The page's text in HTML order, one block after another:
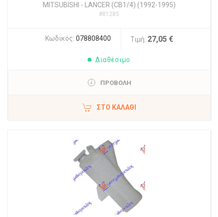
MITSUBISHI - LANCER (CB1/4) (1992-1995)
#81285
Κωδικός: 078808400 Τιμή: 27,05 €
Διαθέσιμο
ΠΡΟΒΟΛΗ
ΣΤΟ ΚΑΛΆΘΙ